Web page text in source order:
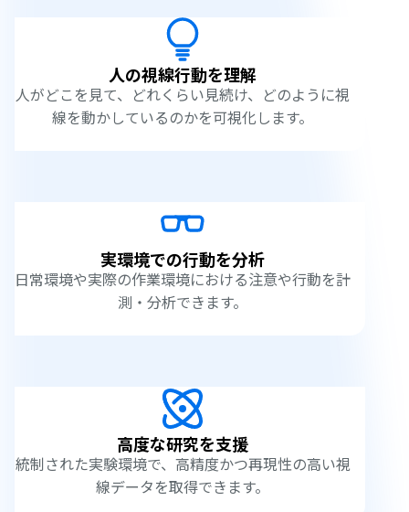
人の視線行動を理解
人がどこを見て、どれくらい見続け、どのように視
線を動かしているのかを可視化します。
実環境での行動を分析
日常環境や実際の作業環境における注意や行動を計
測・分析できます。
高度な研究を支援
統制された実験環境で、高精度かつ再現性の高い視
線データを取得できます。